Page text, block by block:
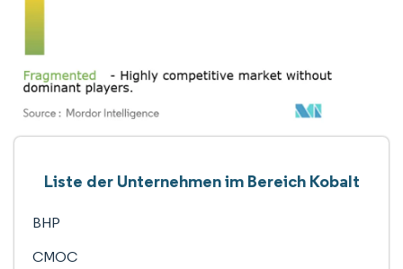
Liste der Unternehmen im Bereich Kobalt
BHP
CMOC